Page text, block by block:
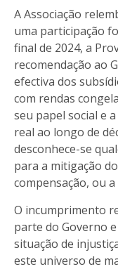
A Associação
uma participação
final de 2024, a
recomendação ao
efectiva dos
com rendas
seu papel social e
real ao longo de
desconhece-se
para a mitigação
compensação, ou
O incumprimento
parte do Governo
situação de
este universo de